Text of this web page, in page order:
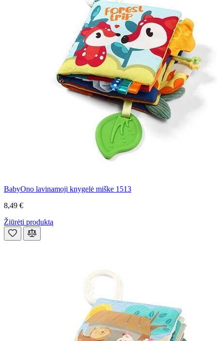
BabyOno lavinamoji knygelė miške 1513
8,49 €
Žiūrėti produktą